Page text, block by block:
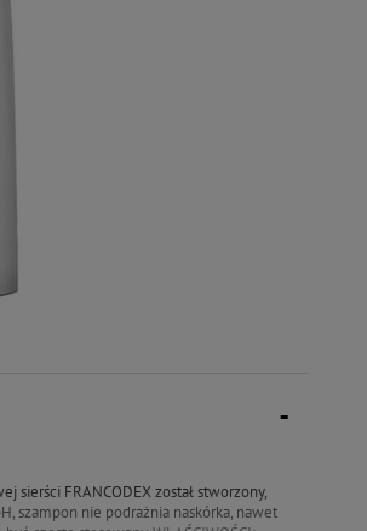
sierści FRANCODEX został stworzony,
szampon nie podrażnia naskórka, nawet